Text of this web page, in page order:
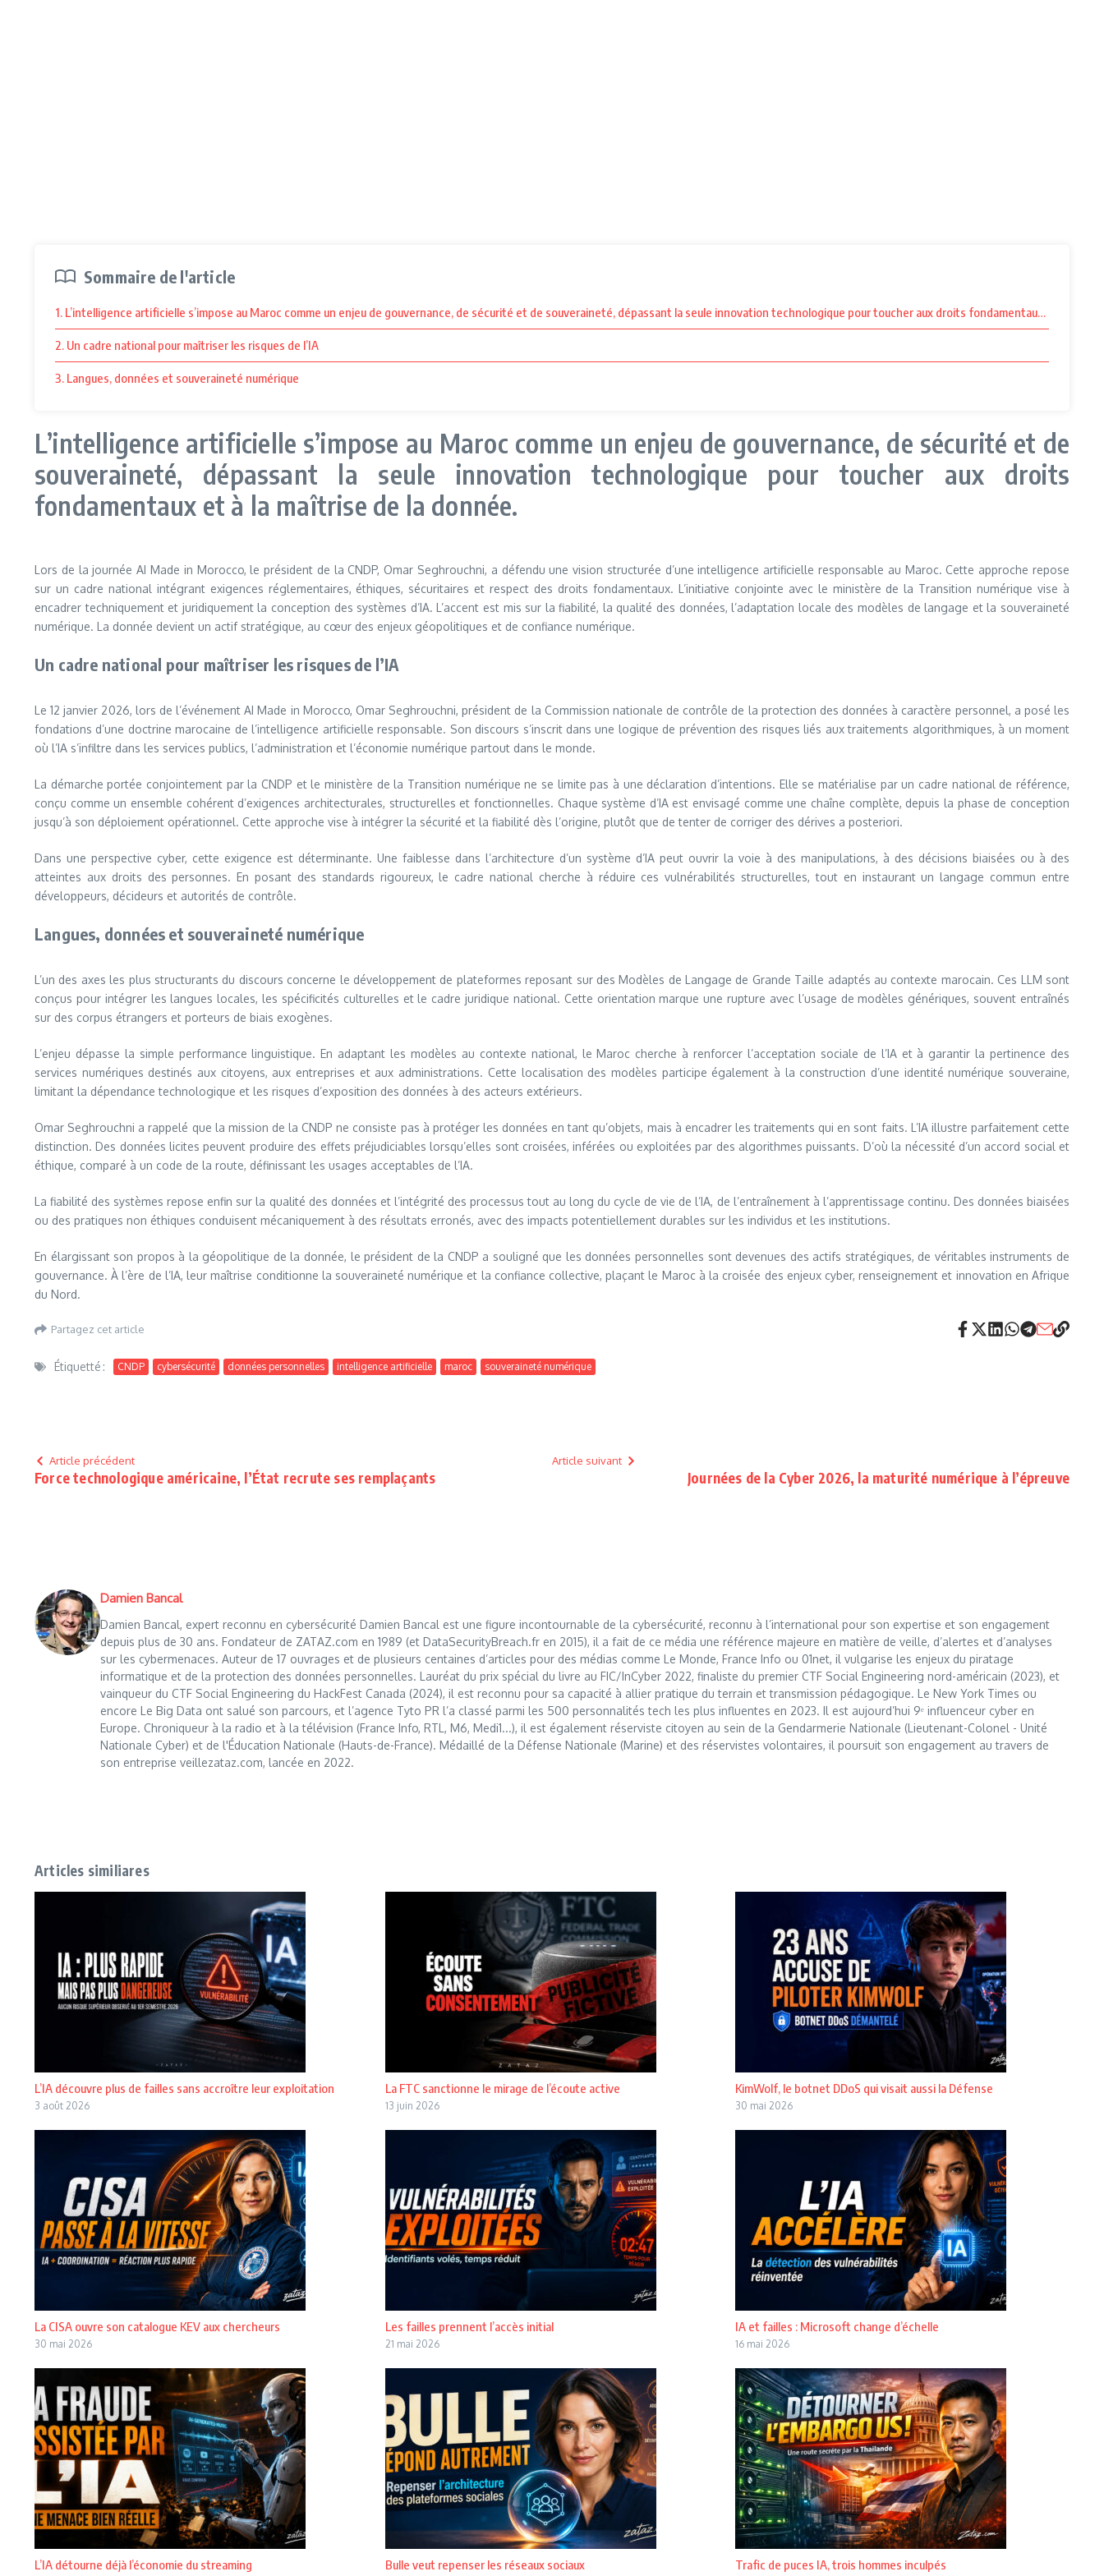
Sommaire de l'article
1. L’intelligence artificielle s’impose au Maroc comme un enjeu de gouvernance, de sécurité et de souveraineté, dépassant la seule innovation technologique pour toucher aux droits fondamentaux et à la
2. Un cadre national pour maîtriser les risques de l’IA
3. Langues, données et souveraineté numérique
L’intelligence artificielle s’impose au Maroc comme un enjeu de gouvernance, de sécurité et de
souveraineté, dépassant la seule innovation technologique pour toucher aux droits
fondamentaux et à la maîtrise de la donnée.
Lors de la journée AI Made in Morocco, le président de la CNDP, Omar Seghrouchni, a défendu une vision structurée d’une intelligence artificielle responsable au Maroc. Cette approche repose
sur un cadre national intégrant exigences réglementaires, éthiques, sécuritaires et respect des droits fondamentaux. L’initiative conjointe avec le ministère de la Transition numérique vise à
encadrer techniquement et juridiquement la conception des systèmes d’IA. L’accent est mis sur la fiabilité, la qualité des données, l’adaptation locale des modèles de langage et la souveraineté
numérique. La donnée devient un actif stratégique, au cœur des enjeux géopolitiques et de confiance numérique.
Un cadre national pour maîtriser les risques de l’IA
Le 12 janvier 2026, lors de l’événement AI Made in Morocco, Omar Seghrouchni, président de la Commission nationale de contrôle de la protection des données à caractère personnel, a posé les
fondations d’une doctrine marocaine de l’intelligence artificielle responsable. Son discours s’inscrit dans une logique de prévention des risques liés aux traitements algorithmiques, à un moment
où l’IA s’infiltre dans les services publics, l’administration et l’économie numérique partout dans le monde.
La démarche portée conjointement par la CNDP et le ministère de la Transition numérique ne se limite pas à une déclaration d’intentions. Elle se matérialise par un cadre national de référence,
conçu comme un ensemble cohérent d’exigences architecturales, structurelles et fonctionnelles. Chaque système d’IA est envisagé comme une chaîne complète, depuis la phase de conception
jusqu’à son déploiement opérationnel. Cette approche vise à intégrer la sécurité et la fiabilité dès l’origine, plutôt que de tenter de corriger des dérives a posteriori.
Dans une perspective cyber, cette exigence est déterminante. Une faiblesse dans l’architecture d’un système d’IA peut ouvrir la voie à des manipulations, à des décisions biaisées ou à des
atteintes aux droits des personnes. En posant des standards rigoureux, le cadre national cherche à réduire ces vulnérabilités structurelles, tout en instaurant un langage commun entre
développeurs, décideurs et autorités de contrôle.
Langues, données et souveraineté numérique
L’un des axes les plus structurants du discours concerne le développement de plateformes reposant sur des Modèles de Langage de Grande Taille adaptés au contexte marocain. Ces LLM sont
conçus pour intégrer les langues locales, les spécificités culturelles et le cadre juridique national. Cette orientation marque une rupture avec l’usage de modèles génériques, souvent entraînés
sur des corpus étrangers et porteurs de biais exogènes.
L’enjeu dépasse la simple performance linguistique. En adaptant les modèles au contexte national, le Maroc cherche à renforcer l’acceptation sociale de l’IA et à garantir la pertinence des
services numériques destinés aux citoyens, aux entreprises et aux administrations. Cette localisation des modèles participe également à la construction d’une identité numérique souveraine,
limitant la dépendance technologique et les risques d’exposition des données à des acteurs extérieurs.
Omar Seghrouchni a rappelé que la mission de la CNDP ne consiste pas à protéger les données en tant qu’objets, mais à encadrer les traitements qui en sont faits. L’IA illustre parfaitement cette
distinction. Des données licites peuvent produire des effets préjudiciables lorsqu’elles sont croisées, inférées ou exploitées par des algorithmes puissants. D’où la nécessité d’un accord social et
éthique, comparé à un code de la route, définissant les usages acceptables de l’IA.
La fiabilité des systèmes repose enfin sur la qualité des données et l’intégrité des processus tout au long du cycle de vie de l’IA, de l’entraînement à l’apprentissage continu. Des données biaisées
ou des pratiques non éthiques conduisent mécaniquement à des résultats erronés, avec des impacts potentiellement durables sur les individus et les institutions.
En élargissant son propos à la géopolitique de la donnée, le président de la CNDP a souligné que les données personnelles sont devenues des actifs stratégiques, de véritables instruments de
gouvernance. À l’ère de l’IA, leur maîtrise conditionne la souveraineté numérique et la confiance collective, plaçant le Maroc à la croisée des enjeux cyber, renseignement et innovation en Afrique
du Nord.
Partagez cet article
Étiquetté : CNDP cybersécurité données personnelles intelligence artificielle maroc souveraineté numérique
Article précédent
Force technologique américaine, l’État recrute ses remplaçants
Article suivant
Journées de la Cyber 2026, la maturité numérique à l’épreuve
Damien Bancal
Damien Bancal, expert reconnu en cybersécurité Damien Bancal est une figure incontournable de la cybersécurité, reconnu à l’international pour son expertise et son engagement
depuis plus de 30 ans. Fondateur de ZATAZ.com en 1989 (et DataSecurityBreach.fr en 2015), il a fait de ce média une référence majeure en matière de veille, d’alertes et d’analyses
sur les cybermenaces. Auteur de 17 ouvrages et de plusieurs centaines d’articles pour des médias comme Le Monde, France Info ou 01net, il vulgarise les enjeux du piratage
informatique et de la protection des données personnelles. Lauréat du prix spécial du livre au FIC/InCyber 2022, finaliste du premier CTF Social Engineering nord-américain (2023), et
vainqueur du CTF Social Engineering du HackFest Canada (2024), il est reconnu pour sa capacité à allier pratique du terrain et transmission pédagogique. Le New York Times ou
encore Le Big Data ont salué son parcours, et l’agence Tyto PR l’a classé parmi les 500 personnalités tech les plus influentes en 2023. Il est aujourd’hui 9ᵉ influenceur cyber en
Europe. Chroniqueur à la radio et à la télévision (France Info, RTL, M6, Medi1...), il est également réserviste citoyen au sein de la Gendarmerie Nationale (Lieutenant-Colonel - Unité
Nationale Cyber) et de l'Éducation Nationale (Hauts-de-France). Médaillé de la Défense Nationale (Marine) et des réservistes volontaires, il poursuit son engagement au travers de
son entreprise veillezataz.com, lancée en 2022.
Articles similiares
L’IA découvre plus de failles sans accroître leur exploitation
3 août 2026
La FTC sanctionne le mirage de l’écoute active
13 juin 2026
KimWolf, le botnet DDoS qui visait aussi la Défense
30 mai 2026
La CISA ouvre son catalogue KEV aux chercheurs
30 mai 2026
Les failles prennent l’accès initial
21 mai 2026
IA et failles : Microsoft change d’échelle
16 mai 2026
L’IA détourne déjà l’économie du streaming Bulle veut repenser les réseaux sociaux Trafic de puces IA, trois hommes inculpés